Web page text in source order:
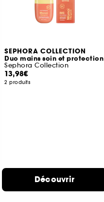
SEPHORA COLLECTION
Duo mains soin et protection
Sephora Collection
13,98€
2 produits
Découvrir